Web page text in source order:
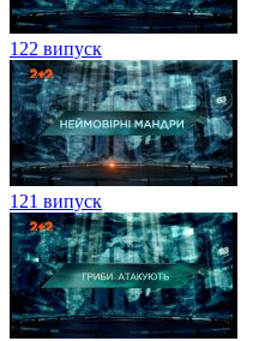
122 випуск
121 випуск